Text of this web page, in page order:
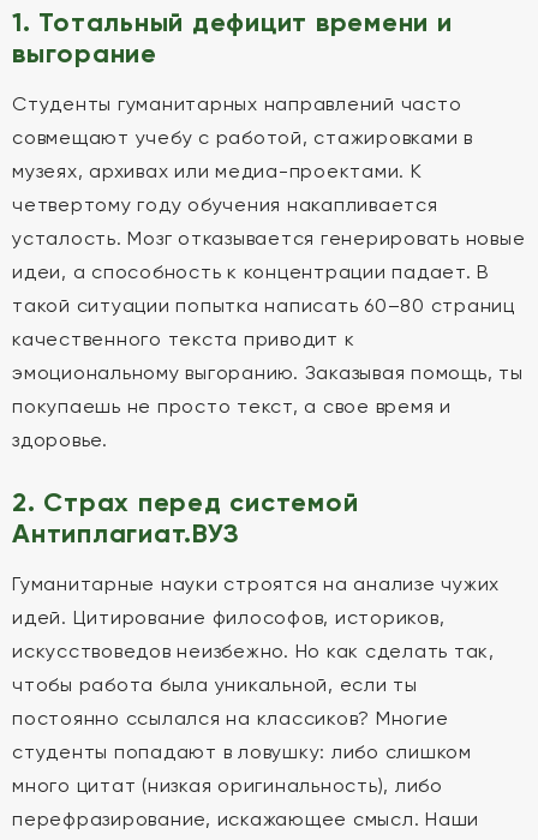
1. Тотальный дефицит времени и
выгорание
Студенты гуманитарных направлений часто
совмещают учебу с работой, стажировками в
музеях, архивах или медиа-проектами. К
четвертому году обучения накапливается
усталость. Мозг отказывается генерировать новые
идеи, а способность к концентрации падает. В
такой ситуации попытка написать 60–80 страниц
качественного текста приводит к
эмоциональному выгоранию. Заказывая помощь, ты
покупаешь не просто текст, а свое время и
здоровье.
2. Страх перед системой
Антиплагиат.ВУЗ
Гуманитарные науки строятся на анализе чужих
идей. Цитирование философов, историков,
искусствоведов неизбежно. Но как сделать так,
чтобы работа была уникальной, если ты
постоянно ссылался на классиков? Многие
студенты попадают в ловушку: либо слишком
много цитат (низкая оригинальность), либо
перефразирование, искажающее смысл. Наши